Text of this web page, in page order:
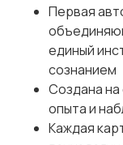
Первая
единый
сознанием
Создана на
опыта и
Каждая